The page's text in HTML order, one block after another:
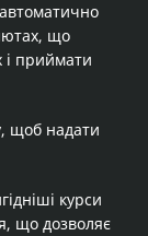
що
і приймати
щоб надати
курси
що дозволяє